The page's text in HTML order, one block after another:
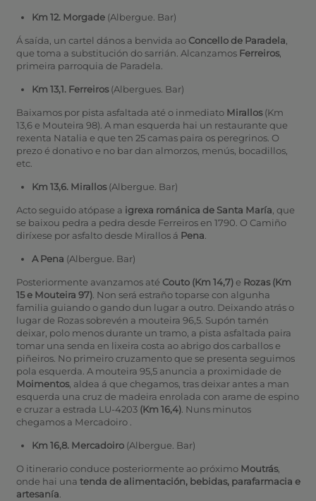
Km 12. Morgade (Albergue. Bar)
Á saída, un cartel dános a benvida ao Concello de Paradela
que toma a substitución do sarrián. Alcanzamos Ferreiros,
primeira parroquia de Paradela.
Km 13,1. Ferreiros(Albergues. Bar)
Baixamos por pista asfaltada até o inmediato Mirallos(Km
13,6 e Mouteira 98). A man esquerda hai un restaurante que
rexenta Natalia e que ten 25 camas paira os peregrinos. O
prezo é donativo e no bar dan almorzos, menús, bocadillos,
etc.
Km 13,6. Mirallos(Albergue. Bar)
Acto seguido atópase a igrexa románica de Santa María , que
se baixou pedra a pedra desde Ferreiros en 1790. O Camiño
diríxese por asfalto desde Mirallos á Pena
A Pena (Albergue. Bar)
Posteriormente avanzamos até Couto (Km 14,7)e Rozas (Km
15 e Mouteira 97). Non será estraño toparse con algunha
familia guiando o gando dun lugar a outro. Deixando atrás o
lugar de Rozas sobrevén a mouteira 96,5. Supón tamén
deixar, polo menos durante un tramo, a pista asfaltada paira
tomar una senda en lixeira costa ao abrigo dos carballos e
piñeiros. No primeiro cruzamento que se presenta seguimos
pola esquerda. A mouteira 95,5 anuncia a proximidade de
Moimentos, aldea á que chegamos, tras deixar antes a man
esquerda una cruz de madeira enrolada con arame de espino
e cruzar a estrada LU-4203 (Km 16,4). Nuns minutos
chegamos a Mercadoiro
Km 16,8. Mercadoiro (Albergue. Bar)
O itinerario conduce posteriormente ao próximo Moutrás,
onde hai una tenda de alimentación, bebidas, parafarmacia e
artesanía